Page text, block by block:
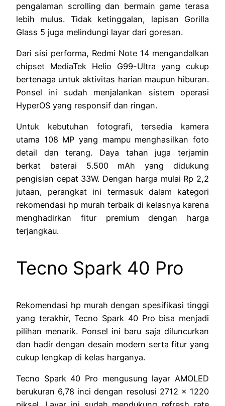
pengalaman scrolling dan bermain game terasa
lebih mulus. Tidak ketinggalan, lapisan Gorilla
Glass 5 juga melindungi layar dari goresan.
Dari sisi performa, Redmi Note 14 mengandalkan
chipset MediaTek Helio G99-Ultra yang cukup
bertenaga untuk aktivitas harian maupun hiburan.
Ponsel ini sudah menjalankan sistem operasi
HyperOS yang responsif dan ringan.
Untuk kebutuhan fotografi, tersedia kamera
utama 108 MP yang mampu menghasilkan foto
detail dan terang. Daya tahan juga terjamin
berkat baterai 5.500 mAh yang didukung
pengisian cepat 33W. Dengan harga mulai Rp 2,2
jutaan, perangkat ini termasuk dalam kategori
rekomendasi hp murah terbaik di kelasnya karena
menghadirkan fitur premium dengan harga
terjangkau.
Tecno Spark 40 Pro
Rekomendasi hp murah dengan spesifikasi tinggi
yang terakhir, Tecno Spark 40 Pro bisa menjadi
pilihan menarik. Ponsel ini baru saja diluncurkan
dan hadir dengan desain modern serta fitur yang
cukup lengkap di kelas harganya.
Tecno Spark 40 Pro mengusung layar AMOLED
berukuran 6,78 inci dengan resolusi 2712 x 1220